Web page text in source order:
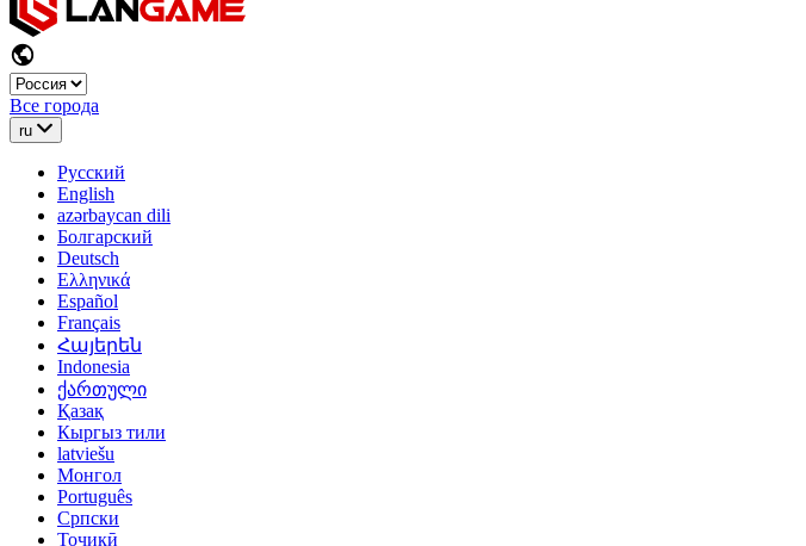
Все города
ru
Русский
English
azərbaycan dili
Болгарский
Deutsch
Ελληνικά
Español
Français
Հայերեն
Indonesia
ქართული
Қазақ
Кыргыз тили
latviešu
Монгол
Português
Српски
Тоҷикӣ